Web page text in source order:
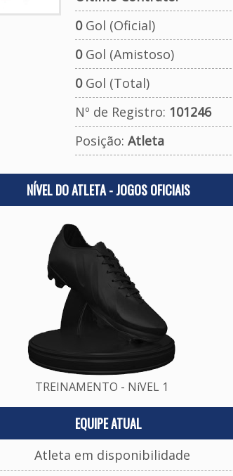
0Gol (Oficial)
0Gol (Amistoso)
0Gol (Total)
Nº de Registro: 101246
Posição: Atleta
NÍVEL DO ATLETA - JOGOS OFICIAIS
TREINAMENTO - NíVEL 1
EQUIPE ATUAL
Atleta em disponibilidade